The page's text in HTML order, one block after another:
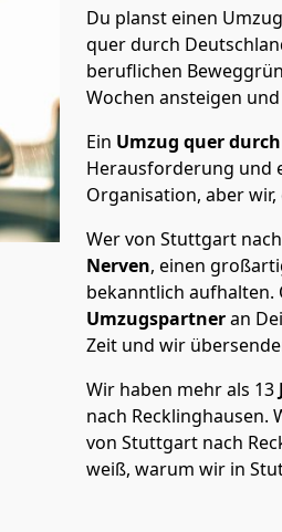
Du planst einen
quer durch
beruflichen
Wochen ansteigen
Ein Umzug quer
Herausforderung und
Organisation, aber wir,
Wer von Stuttgart
Nerven, einen
bekanntlich aufhalten.
Umzugspartneran
Zeit und wir
Wir haben mehr als 13
nach Recklinghausen.
von Stuttgart nach
weiß, warum wir in